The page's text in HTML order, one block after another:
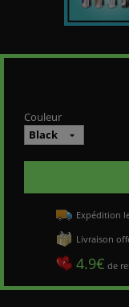
Couleur
Expédition
Livraison
4.9€ de